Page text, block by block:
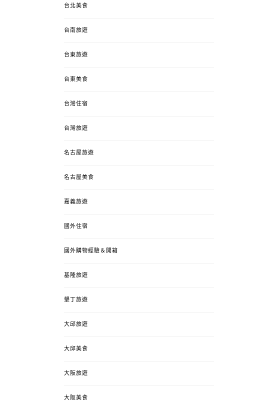
台北美食
台南旅遊
台東旅遊
台東美食
台灣住宿
台灣旅遊
名古屋旅遊
名古屋美食
嘉義旅遊
國外住宿
國外購物經驗＆開箱
基隆旅遊
墾丁旅遊
大邱旅遊
大邱美食
大阪旅遊
大阪美食